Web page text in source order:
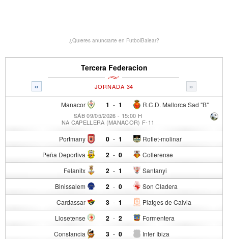
¿Quieres anunciarte en FutbolBalear?
Tercera Federacion
« »
JORNADA 34
Manacor 1 - R.C.D. Mallorca Sad "B"
1
SÁB 09/05/2026 - 15:00 H
NA CAPELLERA (MANACOR) F-11
Portmany 0 - Rotlet-molinar
1
Peña Deportiva 2 - Collerense
0
Felanitx 2 - Santanyi
1
Binissalem 2 - Son Cladera
0
Cardassar 3 - Platges de Calvia
1
Llosetense 2 - Formentera
2
Constancia 3 - Inter Ibiza
0